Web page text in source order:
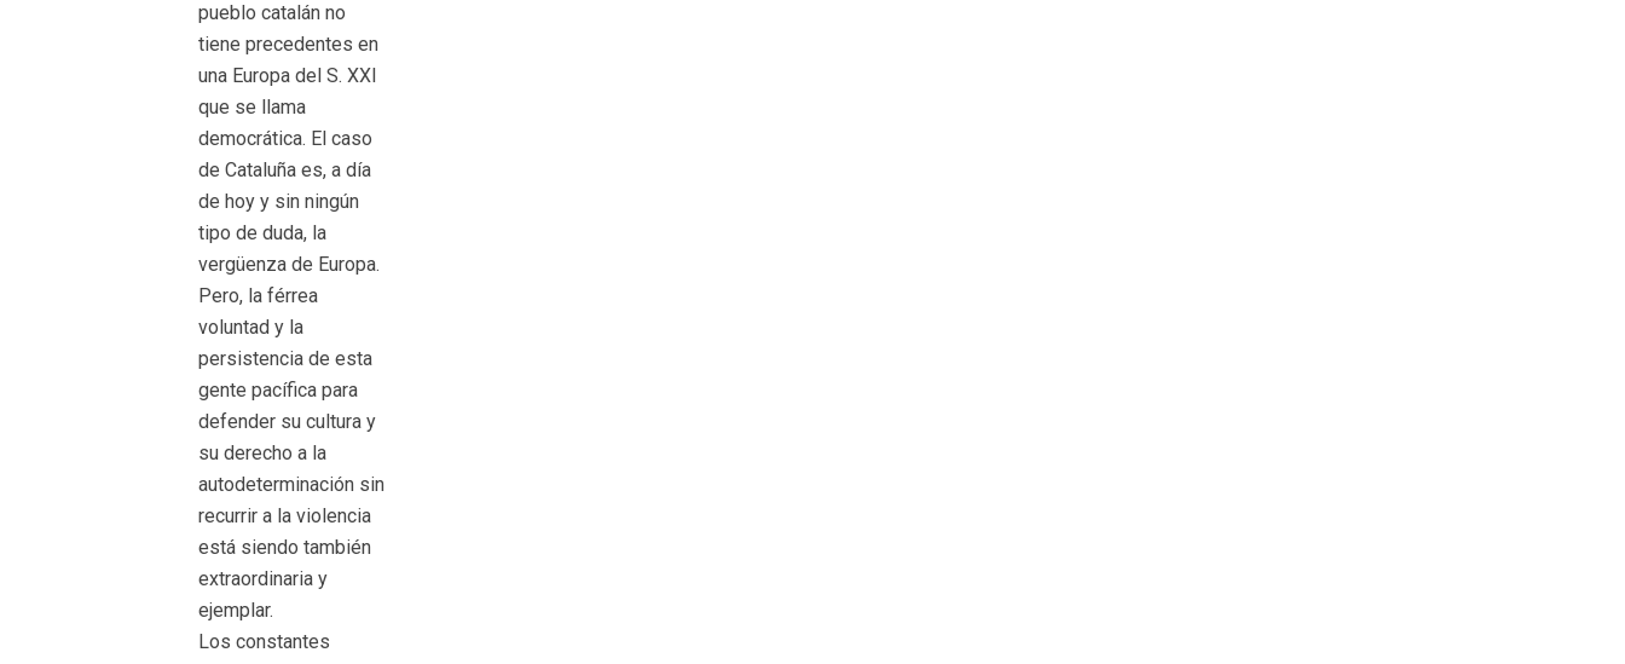
pueblo catalán no
tiene precedentes en
una Europa del S. XXI
que se llama
democrática. El caso
de Cataluña es, a día
de hoy y sin ningún
tipo de duda, la
vergüenza de Europa.
Pero, la férrea
voluntad y la
persistencia de esta
gente pacífica para
defender su cultura y
su derecho a la
autodeterminación sin
recurrir a la violencia
está siendo también
extraordinaria y
ejemplar.
Los constantes